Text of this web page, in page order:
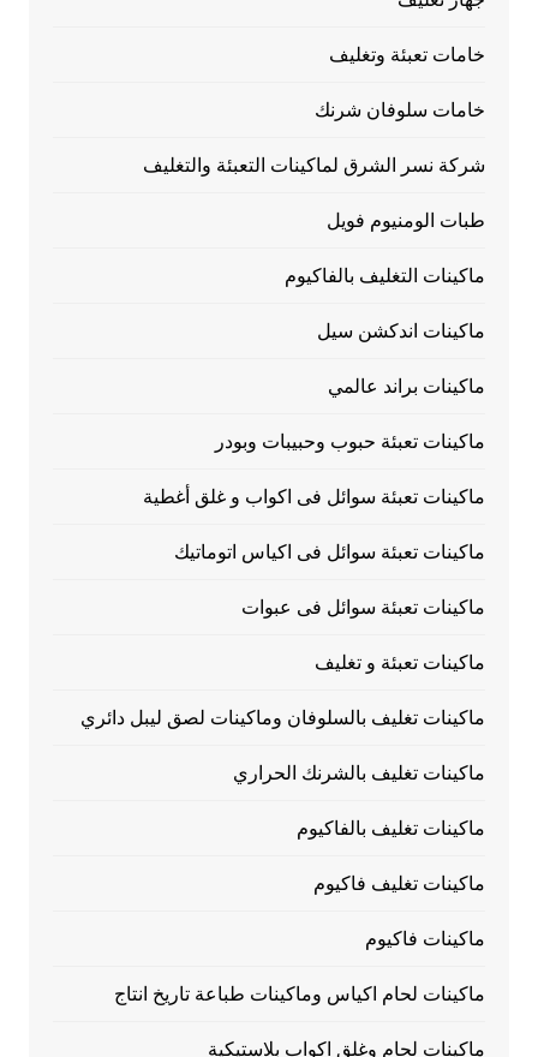
خامات تعبئة وتغليف
خامات سلوفان شرنك
شركة نسر الشرق لماكينات التعبئة والتغليف
طبات الومنيوم فويل
ماكينات التغليف بالفاكيوم
ماكينات اندكشن سيل
ماكينات براند عالمي
ماكينات تعبئة حبوب وحبيبات وبودر
ماكينات تعبئة سوائل فى اكواب و غلق أغطية
ماكينات تعبئة سوائل فى اكياس اتوماتيك
ماكينات تعبئة سوائل فى عبوات
ماكينات تعبئة و تغليف
ماكينات تغليف بالسلوفان وماكينات لصق ليبل دائري
ماكينات تغليف بالشرنك الحراري
ماكينات تغليف بالفاكيوم
ماكينات تغليف فاكيوم
ماكينات فاكيوم
ماكينات لحام اكياس وماكينات طباعة تاريخ انتاج
ماكينات لحام وغلق اكواب بلاستيكية